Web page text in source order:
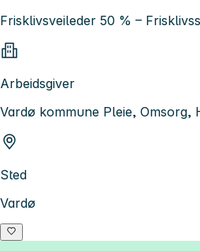
Frisklivsveileder 50 % –
Arbeidsgiver
Vardø kommune Pleie, Omsorg,
Sted
Vardø